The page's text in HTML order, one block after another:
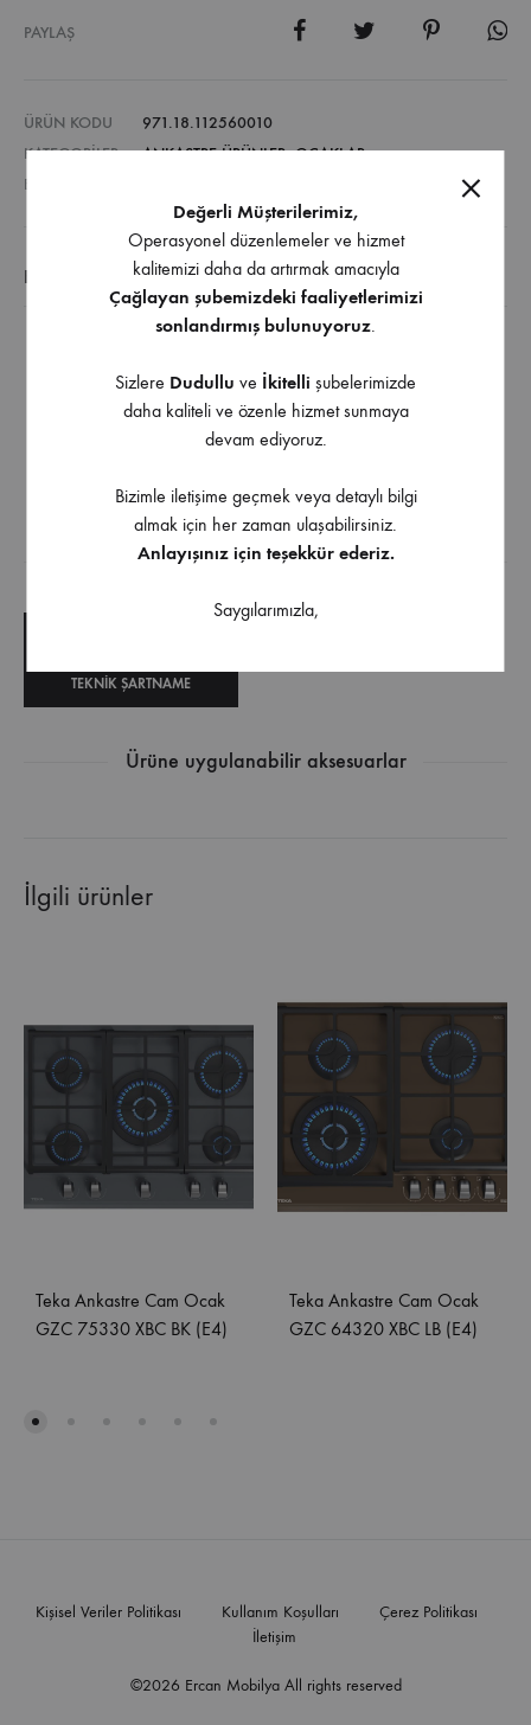
PAYLAŞ
ÜRÜN KODU
971.18.112560010
KATEGORILER
ANKASTRE ÜRÜNLER,OCAKLAR
ETIKETLER
EK BILGI
4 pişirme gözü (1 wok gözü)
Döküm ızgaralar
Otomatik ateşleme ve gaz kesme
4 kenarı bizoteli cam
İndirilebilir İçerik
TEKNIK ŞARTNAME
Ürüne uygulanabilir aksesuarlar
İlgili ürünler
Teka Ankastre Cam Ocak
GZC 75330 XBC BK (E4)
Teka Ankastre Cam Ocak
GZC 64320 XBC LB (E4)
©2026 Ercan Mobilya All rights reserved
Kişisel Veriler Politikası Kullanım Koşulları
Çerez Politikası
İletişim
Değerli Müşterilerimiz,
Operasyonel düzenlemeler ve hizmet
kalitemizi daha da artırmak amacıyla
Çağlayan şubemizdeki faaliyetlerimizi
sonlandırmış bulunuyoruz.
Sizlere Dudullu ve İkitelli şubelerimizde
daha kaliteli ve özenle hizmet sunmaya
devam ediyoruz.
Bizimle iletişime geçmek veya detaylı bilgi
almak için her zaman ulaşabilirsiniz.
Anlayışınız için teşekkür ederiz.
Saygılarımızla,